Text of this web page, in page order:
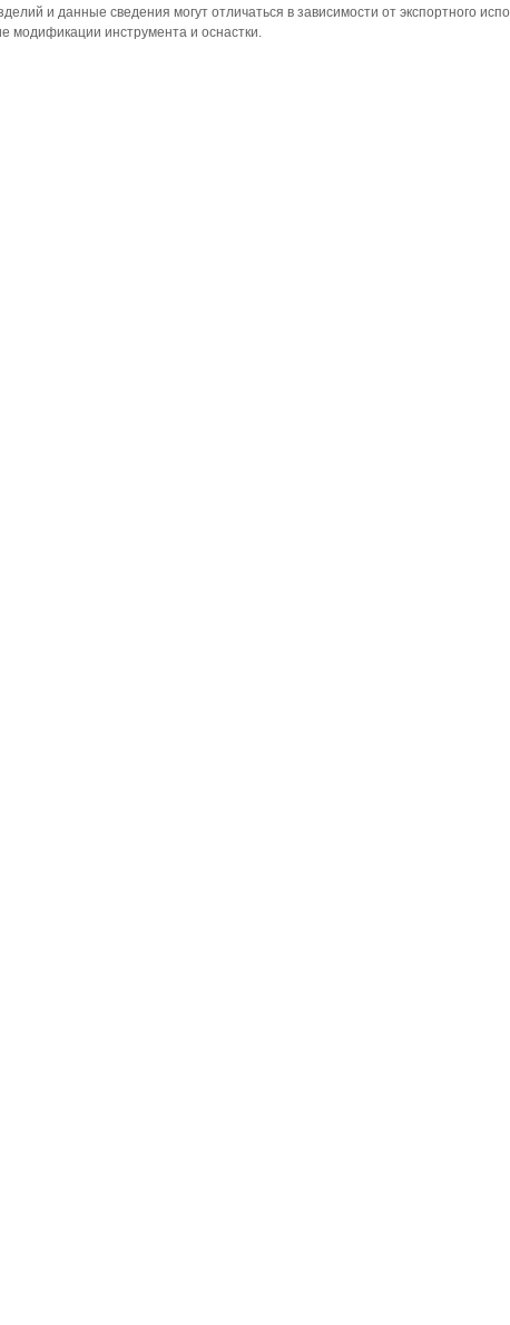
и данные сведения могут отличаться в зависимости от экспортного
модификации инструмента и оснастки.